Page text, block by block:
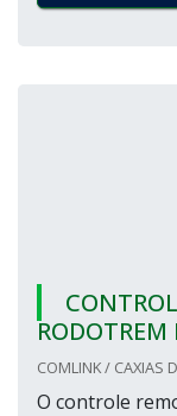
RODOTREM
COMLINK / CAXIAS
O controle